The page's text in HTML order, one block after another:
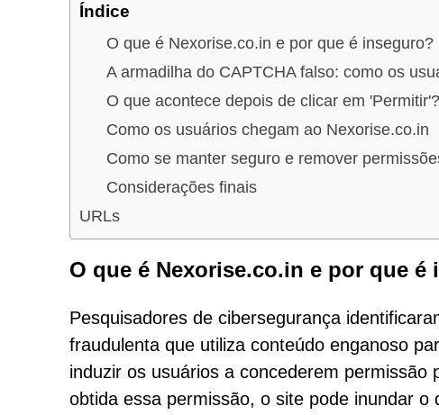
Índice
O que é Nexorise.co.in e por que é inseguro?
A armadilha do CAPTCHA falso: como os
O que acontece depois de clicar em 'Permitir'?
Como os usuários chegam ao Nexorise.co.in
Como se manter seguro e remover
Considerações finais
URLs
O que é Nexorise.co.in e por que é
Pesquisadores de cibersegurança
fraudulenta que utiliza conteúdo enganoso
induzir os usuários a concederem
obtida essa permissão, o site pode inundar